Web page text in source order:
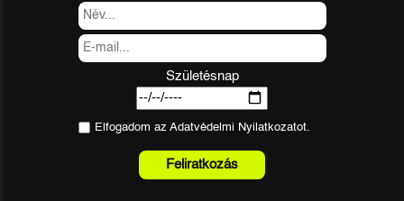
Születésnap
Elfogadom az Adatvédelmi Nyilatkozatot.
Feliratkozás